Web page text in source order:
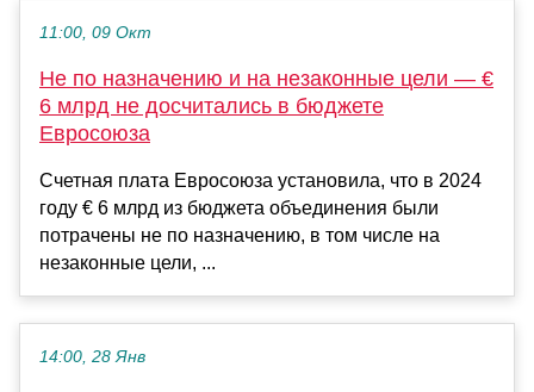
11:00, 09 Окт
Не по назначению и на незаконные цели — €
6 млрд не досчитались в бюджете
Евросоюза
Счетная плата Евросоюза установила, что в 2024
году € 6 млрд из бюджета объединения были
потрачены не по назначению, в том числе на
незаконные цели, ...
14:00, 28 Янв